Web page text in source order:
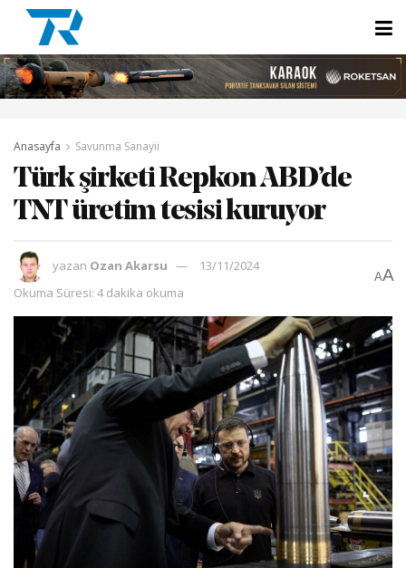
Anasayfa Savunma Sanayii
Türk şirketi Repkon ABD’de
TNT üretim tesisi kuruyor
yazan Ozan Akarsu
13/11/2024
Okuma Süresi: 4 dakika okuma
AA